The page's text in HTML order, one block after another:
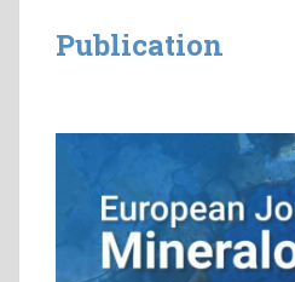
Publication